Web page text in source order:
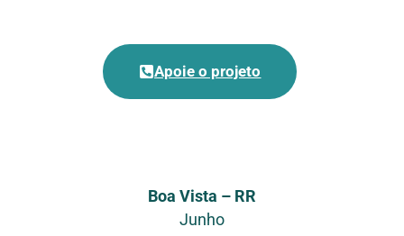
Apoie o projeto
Boa Vista – RR
Junho